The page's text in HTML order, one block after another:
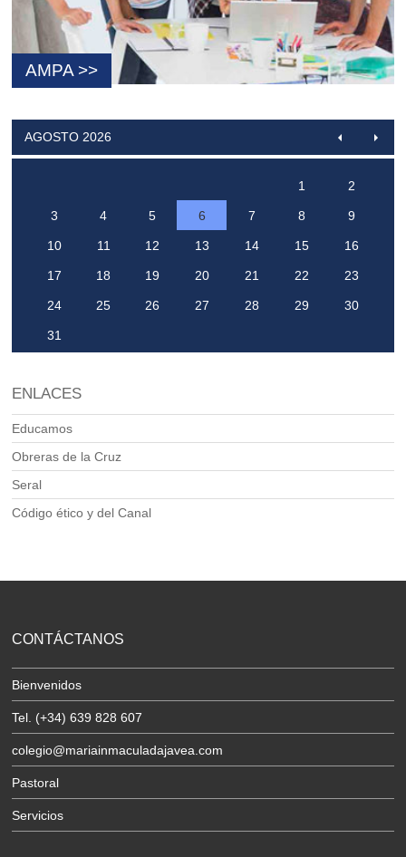
AMPA >>
AGOSTO 2026
1 2
3 4 5 6 7 8 9
10 11 12 13 14 15 16
17 18 19 20 21 22 23
24 25 26 27 28 29 30
31
ENLACES
Educamos
Obreras de la Cruz
Seral
Código ético y del Canal
CONTÁCTANOS
Bienvenidos
Tel. (+34) 639 828 607
colegio@mariainmaculadajavea.com
Pastoral
Servicios